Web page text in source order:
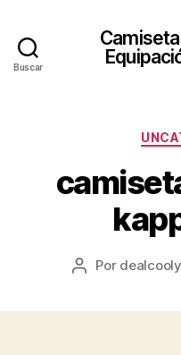
Buscar
Autor
Por